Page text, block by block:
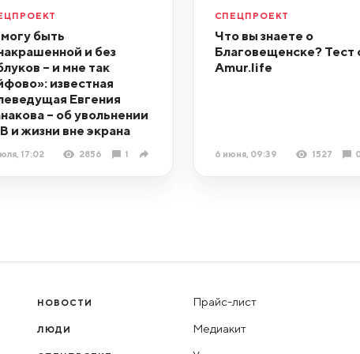
быть
и без
– и мне так
известная
Евгения
– об увольнении
и жизни вне экрана
17:02 2856 1
СПЕЦПРОЕКТ
Что вы знаете о
Благовещенске? Тест
Amur.life
6 июня, 09:39 1527
НОВОСТИ
ЛЮДИ
Прайс-лист
Медиакит